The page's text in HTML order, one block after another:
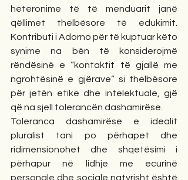
heteronime të të menduarit janë
qëllimet thelbësore të edukimit.
Kontributi i Adorno për të kuptuar këto
synime na bën të konsiderojmë
rëndësinë e “kontaktit të gjallë me
ngrohtësinë e gjërave” si thelbësore
për jetën etike dhe intelektuale, gjë
që na sjell tolerancën dashamirëse.
Toleranca dashamirëse e idealit
pluralist tani po përhapet dhe
ridimensionohet dhe shqetësimi i
përhapur në lidhje me ecurinë
personale dhe sociale natyrisht është